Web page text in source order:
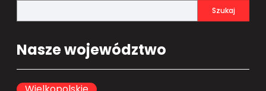
e
r
c
h
Szukaj
Nasze województwo